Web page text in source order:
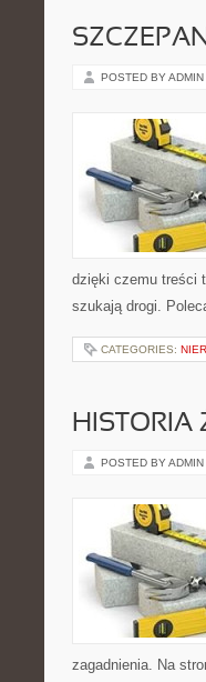
SZCZEPAN
POSTED BY ADMIN
dzięki czemu treści
szukają drogi.
CATEGORIES:
HISTORIA
POSTED BY ADMIN
zagadnienia. Na